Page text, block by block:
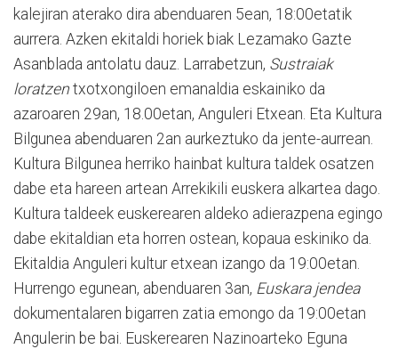
kalejiran aterako dira abenduaren 5ean, 18:00etatik
aurrera. Azken ekitaldi horiek biak Lezamako Gazte
Asanblada antolatu dauz. Larrabetzun, Sustraiak
loratzen txotxongiloen emanaldia eskainiko da
azaroaren 29an, 18.00etan, Anguleri Etxean. Eta Kultura
Bilgunea abenduaren 2an aurkeztuko da jente-aurrean.
Kultura Bilgunea herriko hainbat kultura taldek osatzen
dabe eta hareen artean Arrekikili euskera alkartea dago.
Kultura taldeek euskerearen aldeko adierazpena egingo
dabe ekitaldian eta horren ostean, kopaua eskiniko da.
Ekitaldia Anguleri kultur etxean izango da 19:00etan.
Hurrengo egunean, abenduaren 3an, Euskara jendea
dokumentalaren bigarren zatia emongo da 19:00etan
Angulerin be bai. Euskerearen Nazinoarteko Eguna